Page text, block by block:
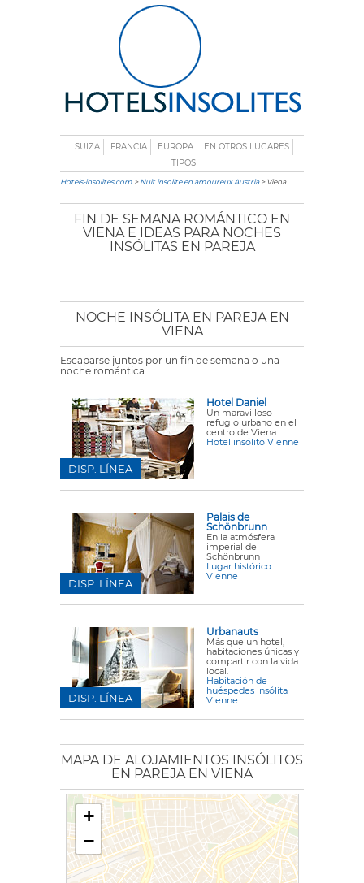
SUIZA FRANCIA EUROPA
EN OTROS LUGARES
TIPOS
Hotels-insolites.com >Nuit insolite en amoureux Austria> Viena
FIN DE SEMANA ROMÁNTICO EN
VIENA E IDEAS PARA NOCHES
INSÓLITAS EN PAREJA
NOCHE INSÓLITA EN PAREJA EN
VIENA
Escaparse juntos por un fin de semana o una
noche romántica.
Hotel Daniel
Un maravilloso
refugio urbano en el
centro de Viena.
Hotel insólito Vienne
DISP. LÍNEA
Palais de
Schönbrunn
En la atmósfera
imperial de
Schönbrunn
Lugar histórico
Vienne
DISP. LÍNEA
Urbanauts
Más que un hotel,
habitaciones únicas y
compartir con la vida
local.
Habitación de
huéspedes insólita
Vienne
DISP. LÍNEA
MAPA DE ALOJAMIENTOS INSÓLITOS
EN PAREJA EN VIENA
+
−